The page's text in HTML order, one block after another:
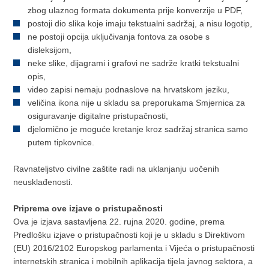
zbog ulaznog formata dokumenta prije konverzije u PDF,
postoji dio slika koje imaju tekstualni sadržaj, a nisu logotip,
ne postoji opcija uključivanja fontova za osobe s
disleksijom,
neke slike, dijagrami i grafovi ne sadrže kratki tekstualni
opis,
video zapisi nemaju podnaslove na hrvatskom jeziku,
veličina ikona nije u skladu sa preporukama Smjernica za
osiguravanje digitalne pristupačnosti,
djelomično je moguće kretanje kroz sadržaj stranica samo
putem tipkovnice.
Ravnateljstvo civilne zaštite radi na uklanjanju uočenih
neusklađenosti.
Priprema ove izjave o pristupačnosti
Ova je izjava sastavljena 22. rujna 2020. godine, prema
Predlošku izjave o pristupačnosti koji je u skladu s Direktivom
(EU) 2016/2102 Europskog parlamenta i Vijeća o pristupačnosti
internetskih stranica i mobilnih aplikacija tijela javnog sektora, a